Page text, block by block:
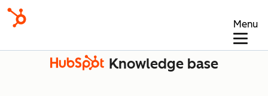
Menu
Knowledge base